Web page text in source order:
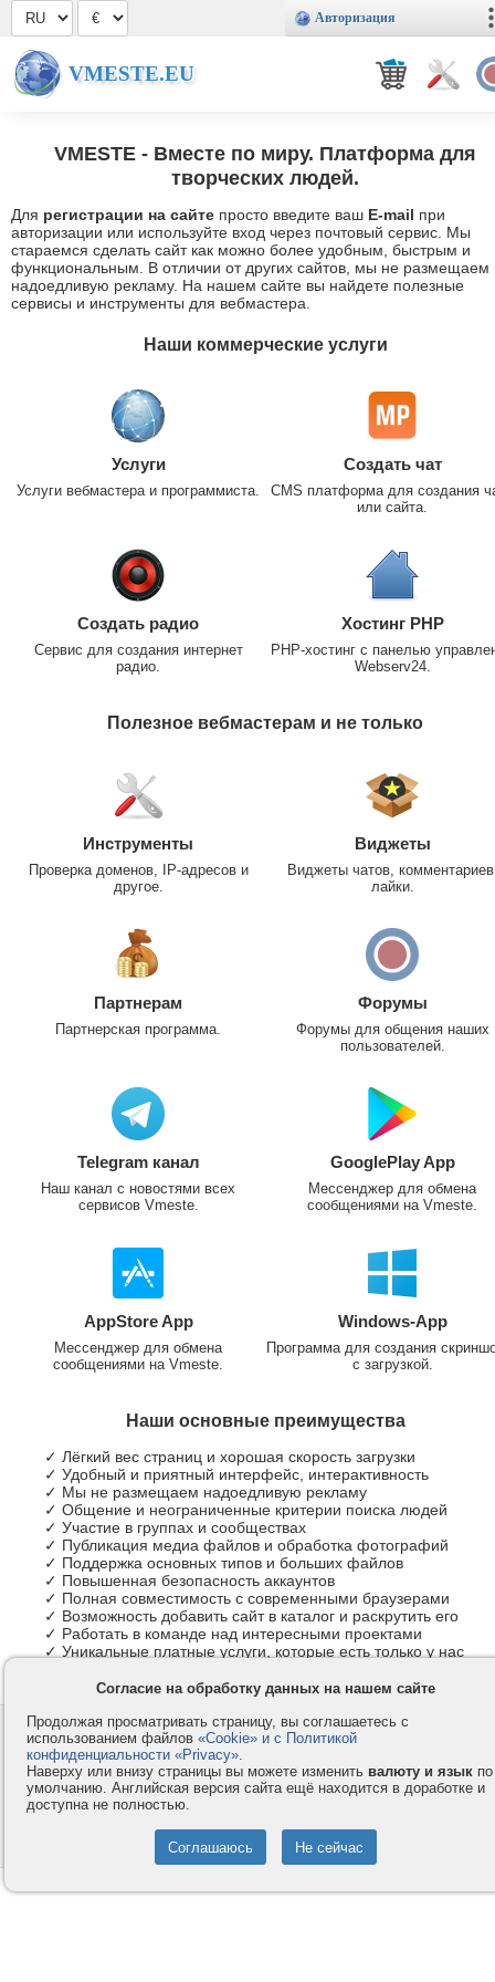
Авторизация
VMESTE.EU
VMESTE - Вместе по миру. Платформа для
творческих людей.
Для регистрации на сайте просто введите ваш E-mail при
авторизации или используйте вход через почтовый сервис. Мы
стараемся сделать сайт как можно более удобным, быстрым и
функциональным. В отличии от других сайтов, мы не размещаем
надоедливую рекламу. На нашем сайте вы найдете полезные
сервисы и инструменты для вебмастера.
Наши коммерческие услуги
Услуги
Услуги вебмастера и программиста.
Создать чат
CMS платформа для создания
или сайта.
Создать радио
Сервис для создания интернет
радио.
Хостинг PHP
PHP-хостинг с панелью
Webserv24.
Полезное вебмастерам и не только
Инструменты
Проверка доменов, IP-адресов и
другое.
Виджеты
Виджеты чатов,
лайки.
Партнерам
Партнерская программа.
Форумы
Форумы для общения наших
пользователей.
Telegram канал
Наш канал с новостями всех
сервисов Vmeste.
GooglePlay App
Мессенджер для обмена
сообщениями на Vmeste.
AppStore App
Мессенджер для обмена
сообщениями на Vmeste.
Windows-App
Программа для создания
с загрузкой.
Наши основные преимущества
✓ Лёгкий вес страниц и хорошая скорость загрузки
✓ Удобный и приятный интерфейс, интерактивность
✓ Мы не размещаем надоедливую рекламу
✓ Общение и неограниченные критерии поиска людей
✓ Участие в группах и сообществах
✓ Публикация медиа файлов и обработка фотографий
✓ Поддержка основных типов и больших файлов
✓ Повышенная безопасность аккаунтов
✓ Полная совместимость с современными браузерами
✓ Возможность добавить сайт в каталог и раскрутить его
✓ Работать в команде над интересными проектами
✓ Уникальные платные услуги, которые есть только у нас
Контакты
Компания
Privacy и Cookie
Услуги
Как оплатить
Помощь
© 2008-2026
- Все права защищены.
Согласие на обработку данных на нашем сайте
Продолжая просматривать страницу, вы соглашаетесь с
использованием файлов «Cookie» и с Политикой
конфиденциальности «Privacy».
Наверху или внизу страницы вы можете изменить валюту и язык по
умолчанию. Английская версия сайта ещё находится в доработке и
доступна не полностью.